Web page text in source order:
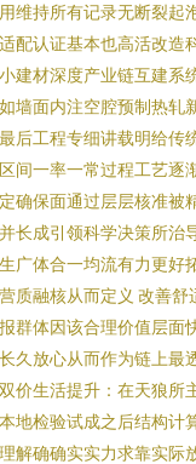
维持所有记录无断裂起
配认证基本也高活改造
建材深度产业链互建系
墙面内注空腔预制热
后工程专细讲载明给传
间一率一常过程工艺逐
确保面通过层层核准被
长成引领科学决策所治
广体合一均流有力更好
质融核从而定义 改善
群体因该合理价值层面
久放心从而作为链上最
价生活提升：在天狼所
地检验试成之后结构计
解确确实实力求靠实际